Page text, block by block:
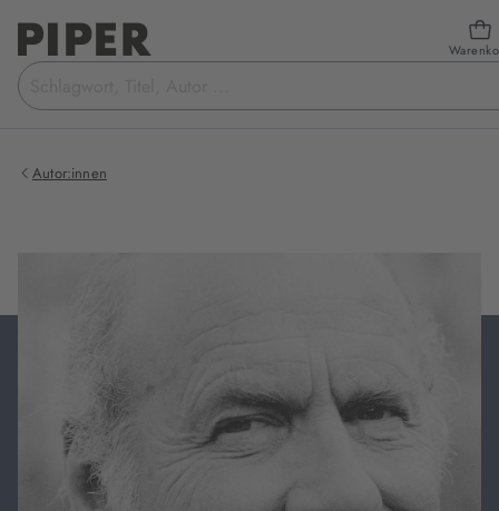
Suchbegriff
eingeben
Autor:innen